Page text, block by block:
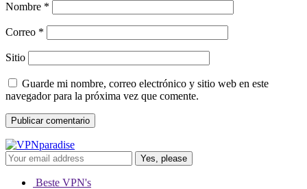
Nombre *
Correo *
Sitio
Guarde mi nombre, correo electrónico y sitio web en este
navegador para la próxima vez que comente.
Yes, please
Beste VPN's